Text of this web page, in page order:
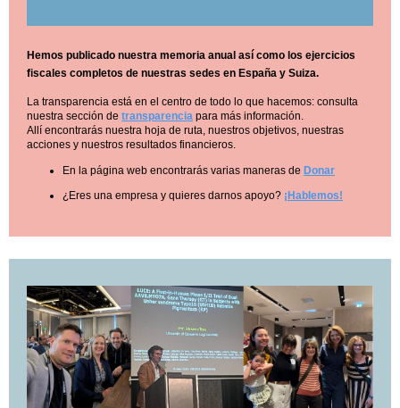
Hemos publicado nuestra memoria anual así como los ejercicios
fiscales completos de nuestras sedes en España y Suiza.
La transparencia está en el centro de todo lo que hacemos: consulta
nuestra sección de transparencia para más información.
Allí encontrarás nuestra hoja de ruta, nuestros objetivos, nuestras
acciones y nuestros resultados financieros.
En la página web encontrarás varias maneras de Donar
¿Eres una empresa y quieres darnos apoyo? ¡Hablemos!